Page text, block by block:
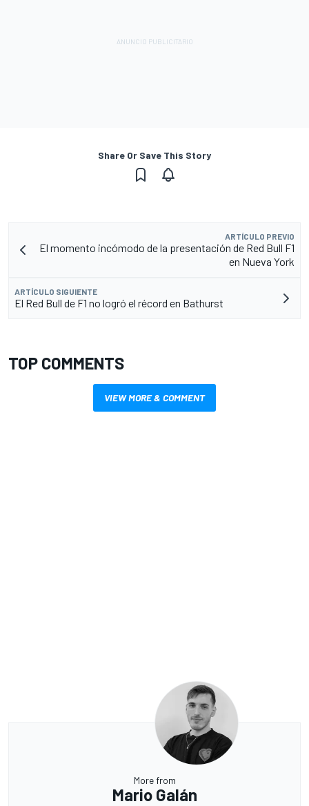
Share Or Save This Story
ARTÍCULO PREVIO
El momento incómodo de la presentación de Red Bull F1
en Nueva York
ARTÍCULO SIGUIENTE
El Red Bull de F1 no logró el récord en Bathurst
TOP COMMENTS
VIEW MORE & COMMENT
More from
Mario Galán